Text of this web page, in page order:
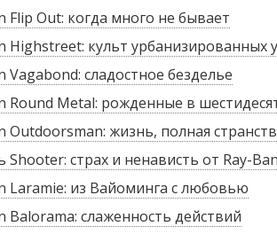
Flip Out: когда много не бывает
Highstreet: культ урбанизированных
Vagabond: сладостное безделье
Round Metal: рожденные в
Outdoorsman: жизнь, полная
Shooter: страх и ненависть от Ray-
Laramie: из Вайоминга с любовью
Balorama: слаженность действий